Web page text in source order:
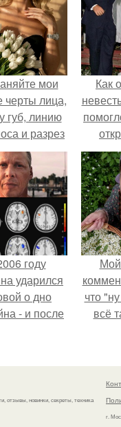
мои
черты лица,
губ, линию
и разрез
глаз.
Как
году
ударился
о дно
- и после
образом.
что
всё
отзывы, новинки, секреты, техника
г.